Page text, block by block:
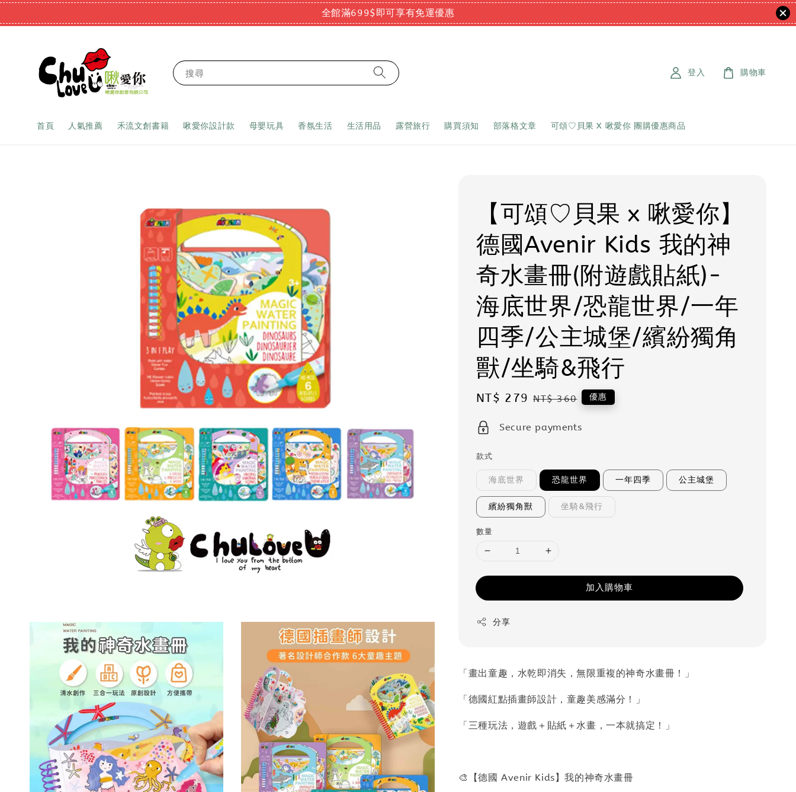
全館滿699$即可享有免運優惠
搜尋
首頁 人氣推薦 禾流文創書籍 啾愛你設計款 母嬰玩具 香氛生活 生活用品 露營旅行 購買須知 部落格文章 可頌♡貝果 X 啾愛你 團購優惠商品
登入 購物車
【可頌♡貝果 x 啾愛你】
德國Avenir Kids 我的神
奇水畫冊(附遊戲貼紙)-
海底世界/恐龍世界/一年
四季/公主城堡/繽紛獨角
獸/坐騎&飛行
Sale
NT$ 279 Regular
NT$ 360 優惠
Secure payments
款式
海底世界 恐龍世界 一年四季 公主城堡
繽紛獨角獸 坐騎&飛行
數量
加入購物車
分享
「畫出童趣，水乾即消失，無限重複的神奇水畫冊！」
「德國紅點插畫師設計，童趣美感滿分！」
「三種玩法，遊戲＋貼紙＋水畫，一本就搞定！」
🎨【德國 Avenir Kids】我的神奇水畫冊